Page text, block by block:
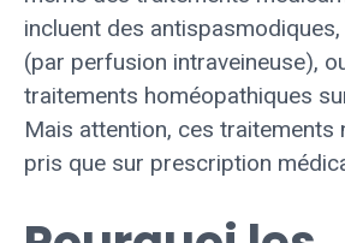
incluent des antispasmodiques,
(par perfusion intraveineuse),
traitements homéopathiques
Mais attention, ces traitements
pris que sur prescription